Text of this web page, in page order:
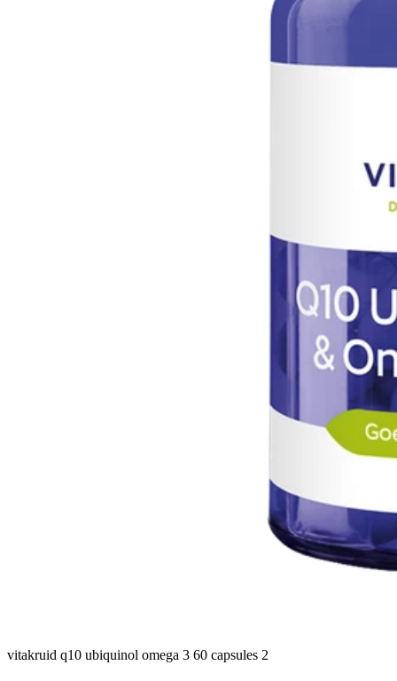
vitakruid q10 ubiquinol omega 3 60 capsules 2